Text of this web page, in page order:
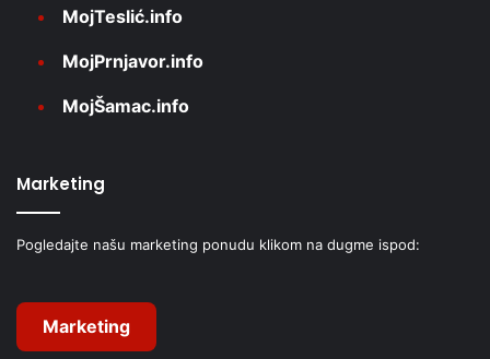
MojTeslić.info
MojPrnjavor.info
MojŠamac.info
Marketing
Pogledajte našu marketing ponudu klikom na dugme ispod:
Marketing